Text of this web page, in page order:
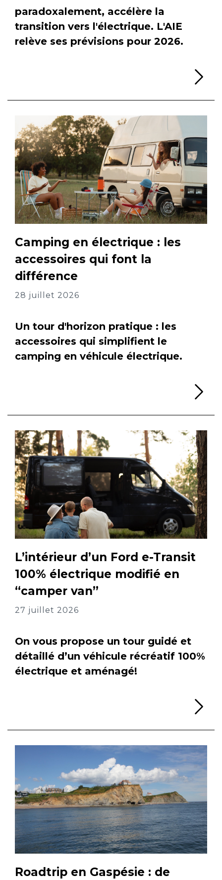
paradoxalement, accélère la
transition vers l'électrique. L'AIE
relève ses prévisions pour 2026.
Camping en électrique : les
accessoires qui font la
différence
28 juillet 2026
Un tour d'horizon pratique : les
accessoires qui simplifient le
camping en véhicule électrique.
L’intérieur d’un Ford e-Transit
100% électrique modifié en
“camper van”
27 juillet 2026
On vous propose un tour guidé et
détaillé d’un véhicule récréatif 100%
électrique et aménagé!
Roadtrip en Gaspésie : de